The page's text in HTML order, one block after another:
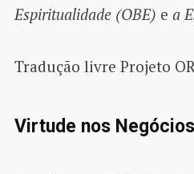
Espiritualidade (OBE) e a
Tradução livre Projeto
Virtude nos Negócios